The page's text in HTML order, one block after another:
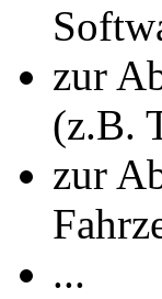
zur
(z.B.
zur
...